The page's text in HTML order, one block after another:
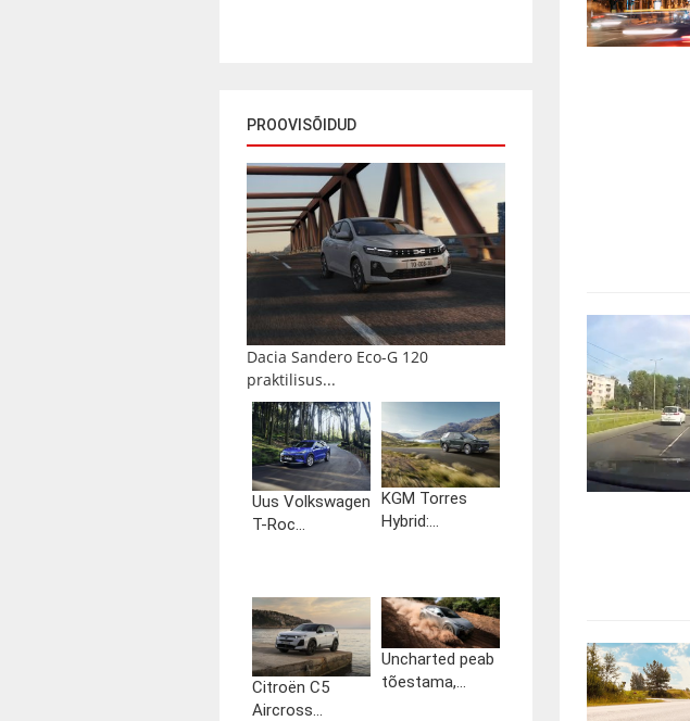
PROOVISÕIDUD
Dacia Sandero Eco-G 120
praktilisus...
Uus Volkswagen
T-Roc...
KGM Torres
Hybrid:...
Citroën C5
Aircross...
Uncharted peab
tõestama,...